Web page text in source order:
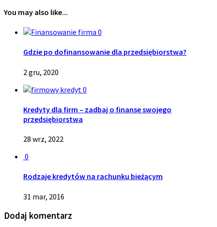
You may also like...
0
Gdzie po dofinansowanie dla przedsiębiorstwa?
2 gru, 2020
0
Kredyty dla firm – zadbaj o finanse swojego
przedsiębiorstwa
28 wrz, 2022
0
Rodzaje kredytów na rachunku bieżącym
31 mar, 2016
Dodaj komentarz